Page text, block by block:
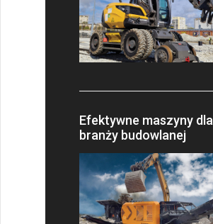
Efektywne maszyny dla
branży budowlanej